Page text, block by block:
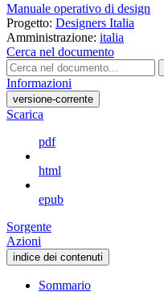
Manuale operativo di design
Progetto: Designers Italia
Amministrazione: italia
Cerca nel documento
Informazioni
versione-corrente
Scarica
pdf
html
epub
Sorgente
Azioni
indice dei contenuti
Sommario